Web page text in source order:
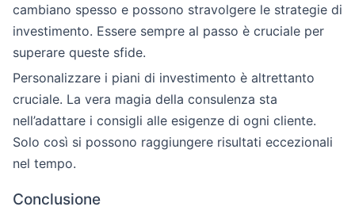
cambiano spesso e possono stravolgere le strategie di
investimento. Essere sempre al passo è cruciale per
superare queste sfide.
Personalizzare i piani di investimento è altrettanto
cruciale. La vera magia della consulenza sta
nell’adattare i consigli alle esigenze di ogni cliente.
Solo così si possono raggiungere risultati eccezionali
nel tempo.
Conclusione